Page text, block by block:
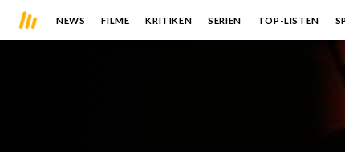
NEWS FILME KRITIKEN SERIEN TOP-LISTEN